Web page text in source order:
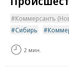
Коммерсантъ
Сибирь
2 мин.